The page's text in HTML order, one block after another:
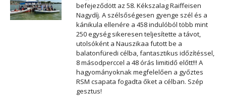
befejeződött az 58. Kékszalag Raiffeisen
Nagydíj. A szélsőségesen gyenge szél és a
kánikula ellenére a 458 indulóból több mint
250 egység sikeresen teljesítette a távot,
utolsóként a Nauszikaa futott be a
balatonfüredi célba, fantasztikus időzítéssel,
8 másodperccel a 48 órás limitidő előtt!!! A
hagyományoknak megfelelően a győztes
RSM csapata fogadta őket a célban. Szép
gesztus!